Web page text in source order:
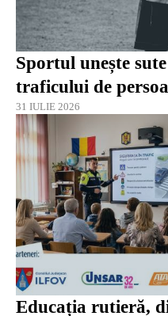
Sportul unește
traficului de
31 IULIE 2026
Educația rutieră,